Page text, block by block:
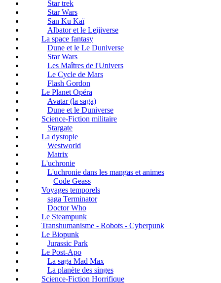
Star trek
Star Wars
San Ku Kaï
Albator et le Leijiverse
La space fantasy
Dune et le Le Duniverse
Star Wars
Les Maîtres de l'Univers
Le Cycle de Mars
Flash Gordon
Le Planet Opéra
Avatar (la saga)
Dune et le Duniverse
Science-Fiction militaire
Stargate
La dystopie
Westworld
Matrix
L'uchronie
L'uchronie dans les mangas et animes
Code Geass
Voyages temporels
saga Terminator
Doctor Who
Le Steampunk
Transhumanisme - Robots - Cyberpunk
Le Biopunk
Jurassic Park
Le Post-Apo
La saga Mad Max
La planète des singes
Science-Fiction Horrifique